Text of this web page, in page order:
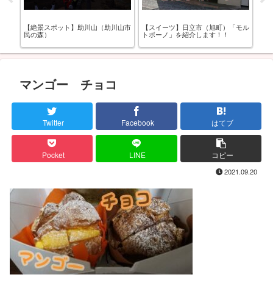
【絶景スポット】助川山（助川山市
民の森）
【スイーツ】日立市（旭町）「モル
トボーノ」を紹介します！！
マンゴー チョコ
Twitter Facebook はてブ
Pocket LINE コピー
2021.09.20